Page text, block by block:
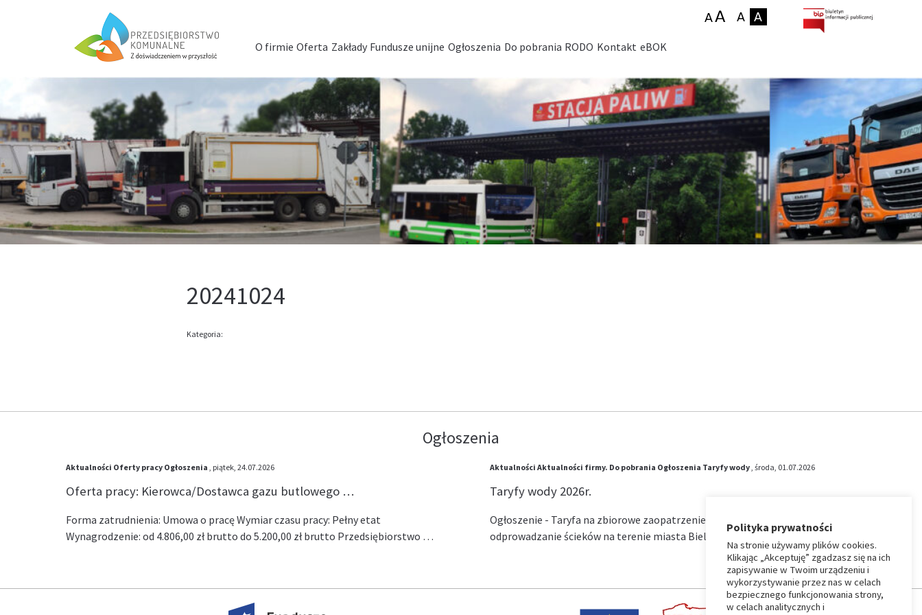
O firmie Oferta Zakłady Fundusze unijne Ogłoszenia Do pobrania RODO Kontakt eBOK
20241024
Kategoria:
Ogłoszenia
Aktualności Oferty pracy Ogłoszenia , piątek, 24.07.2026
Oferta pracy: Kierowca/Dostawca gazu butlowego …
Forma zatrudnienia: Umowa o pracę Wymiar czasu pracy: Pełny etat
Wynagrodzenie: od 4.806,00 zł brutto do 5.200,00 zł brutto Przedsiębiorstwo …
Aktualności Aktualności firmy. Do pobrania Ogłoszenia Taryfy wody, środa, 01.07.2026
Taryfy wody 2026r.
Ogłoszenie - Taryfa na zbiorowe zaopatrzenie w wodę i zbiorowe
odprowadzanie ścieków na terenie miasta Bielsk Podlaski na okres od …
Polityka prywatności
Na stronie używamy plików cookies.
Klikając „Akceptuję” zgadzasz się na ich
zapisywanie w Twoim urządzeniu i
wykorzystywanie przez nas w celach
bezpiecznego funkcjonowania strony,
w celach analitycznych i